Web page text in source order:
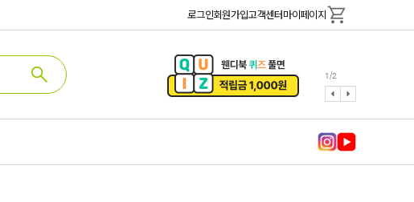
로그인회원가입고객센터 마이페이지
1/2